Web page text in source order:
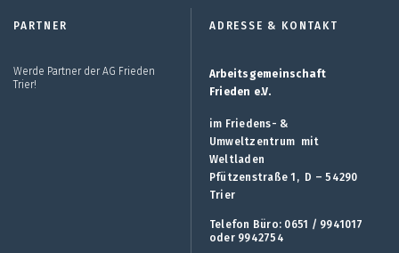
PARTNER
Werde Partner der AG Frieden
Trier!
ADRESSE & KONTAKT
Arbeitsgemeinschaft
Frieden e.V.
im Friedens- &
Umweltzentrum mit
Weltladen
Pfützenstraße 1, D – 54290
Trier
Telefon Büro: 0651 / 9941017
oder 9942754